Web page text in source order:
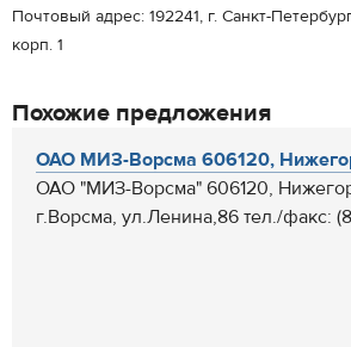
Почтовый адрес: 192241, г. Санкт-
корп. 1
Похожие предложения
ОАО МИЗ-Ворсма 606120,
ОАО "МИЗ-Ворсма" 606120,
г.Ворсма, ул.Ленина,86 тел./факс: